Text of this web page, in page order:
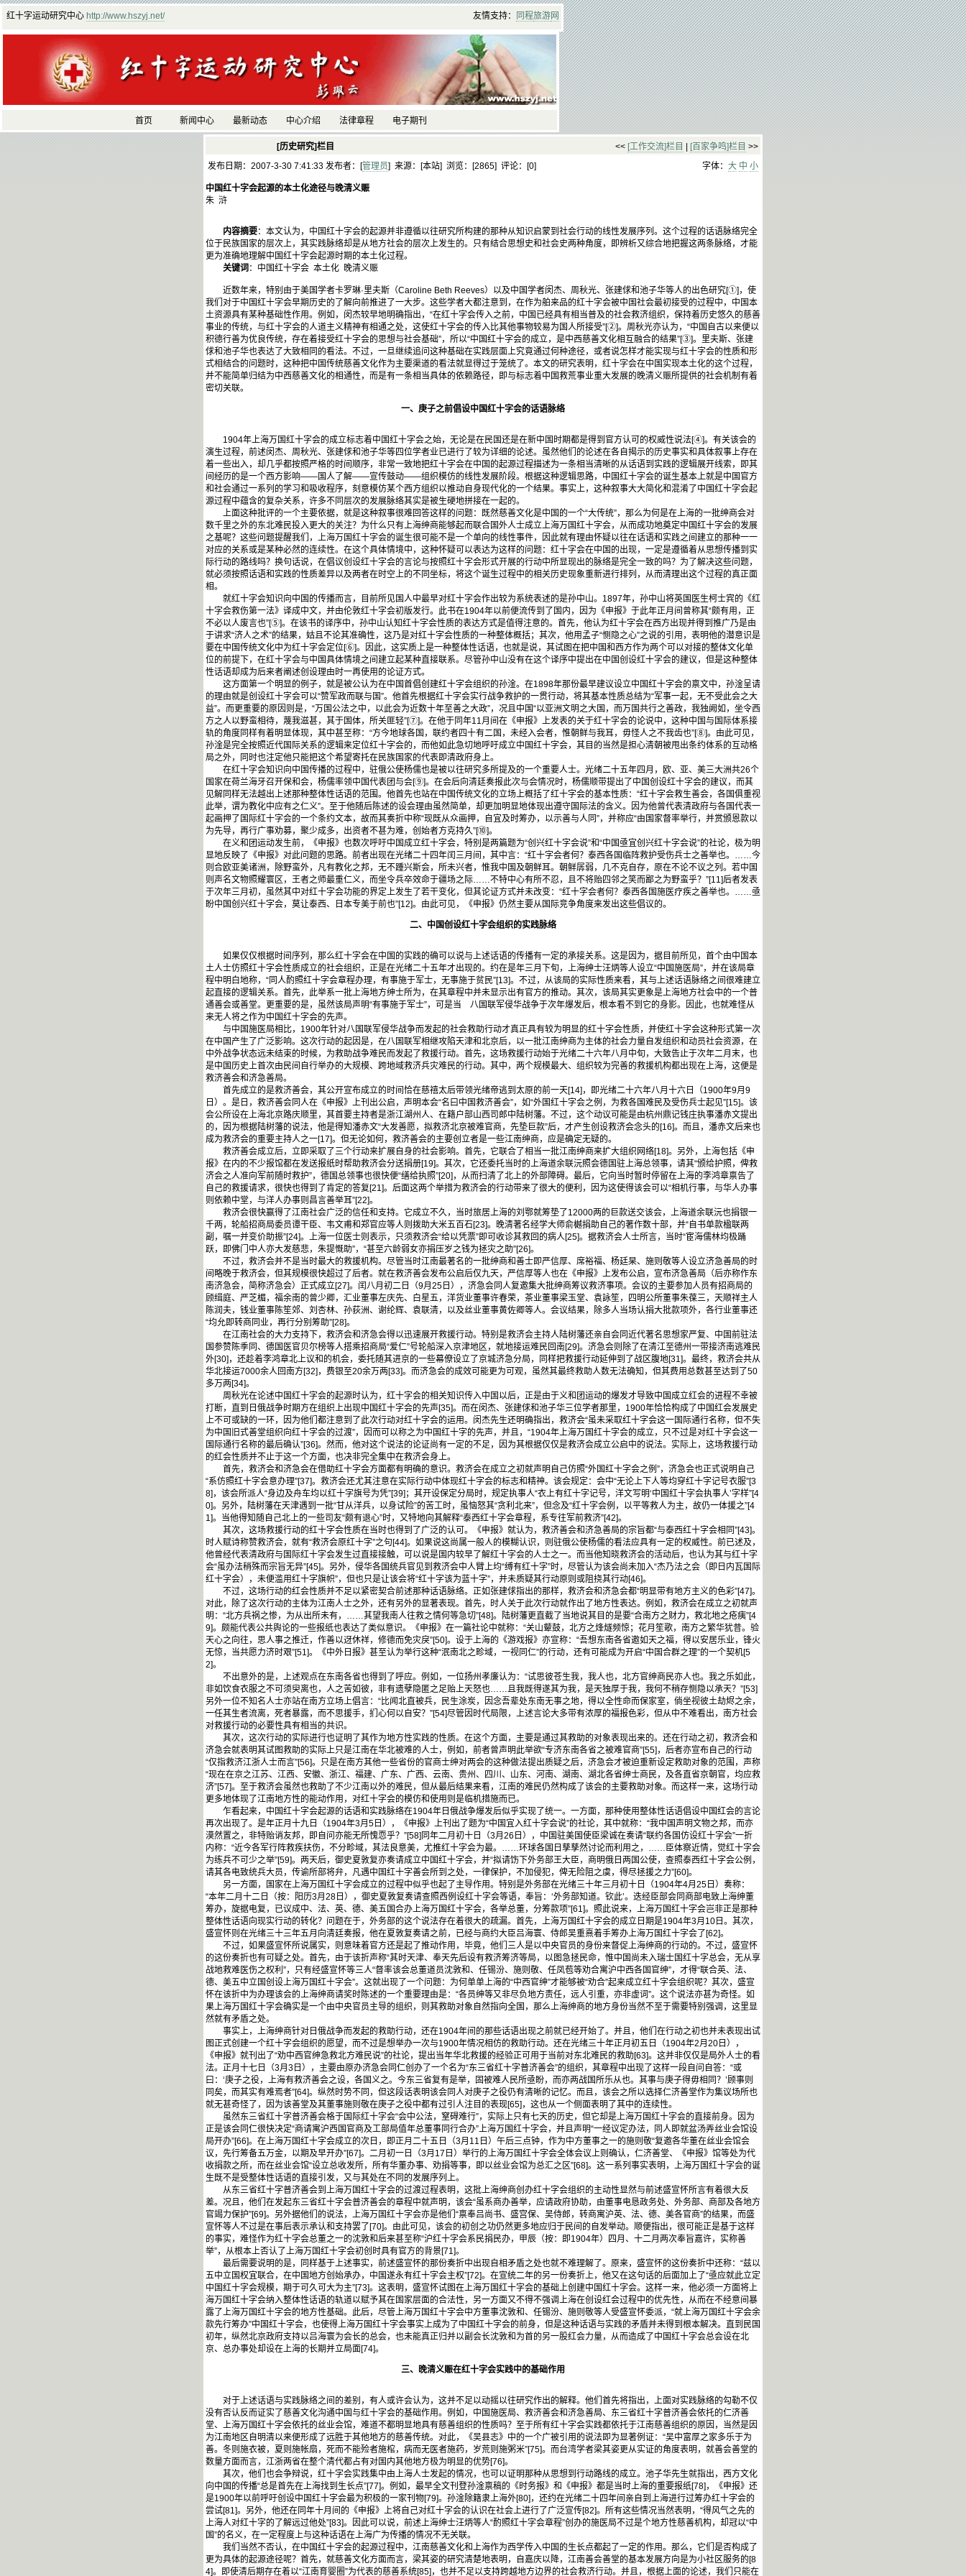
红十字运动研究中心 http://www.hszyj.net/ 友情支持： 同程旅游网
首页 新闻中心 最新动态 中心介绍 法律章程 电子期刊
[历史研究]栏目 << [工作交流]栏目 [百家争鸣]栏目 >>
发布日期：2007-3-30 7:41:33 发布者：[管理员] 来源：[本站] 浏览：[2865] 评论：[0] 字体： 大 中 小
中国红十字会起源的本土化途径与晚清义赈
朱 浒
内容摘要：本文认为，中国红十字会的起源并非遵循以往研究所构建的那种从知识启蒙到社会行动的线性发展序列。这个过程的话语脉络完全
位于民族国家的层次上，其实践脉络却是从地方社会的层次上发生的。只有结合思想史和社会史两种角度，即辨析又综合地把握这两条脉络，才能
更为准确地理解中国红十字会起源时期的本土化过程。
关键词 ：中国红十字会 本土化 晚清义赈
近数年来，特别由于美国学者卡罗琳·里夫斯（Caroline Beth Reeves）以及中国学者闵杰、周秋光、张建俅和池子华等人的出色研究[①]，使
我们对于中国红十字会早期历史的了解向前推进了一大步。这些学者大都注意到，在作为舶来品的红十字会被中国社会最初接受的过程中，中国本
土资源具有某种基础性作用。例如，闵杰较早地明确指出，“在红十字会传入之前，中国已经具有相当普及的社会救济组织，保持着历史悠久的慈善
事业的传统，与红十字会的人道主义精神有相通之处，这使红十字会的传入比其他事物较易为国人所接受”[②]。周秋光亦认为，“中国自古以来便以
积德行善为优良传统，存在着接受红十字会的思想与社会基础”，所以“中国红十字会的成立，是中西慈善文化相互融合的结果”[③]。里夫斯、张建
俅和池子华也表达了大致相同的看法。不过，一旦继续追问这种基础在实践层面上究竟通过何种途径，或者说怎样才能实现与红十字会的性质和形
式相结合的问题时，这种把中国传统慈善文化作为主要渠道的看法就显得过于笼统了。本文的研究表明，红十字会在中国实现本土化的这个过程，
并不能简单归结为中西慈善文化的相通性，而是有一条相当具体的依赖路径，即与标志着中国救荒事业重大发展的晚清义赈所提供的社会机制有着
密切关联。
一、庚子之前倡设中国红十字会的话语脉络
1904年上海万国红十字会的成立标志着中国红十字会之始，无论是在民国还是在新中国时期都是得到官方认可的权威性说法[④]。有关该会的
演生过程，前述闵杰、周秋光、张建俅和池子华等四位学者业已进行了较为详细的论述。虽然他们的论述在各自揭示的历史事实和具体叙事上存在
着一些出入，却几乎都按照严格的时间顺序，非常一致地把红十字会在中国的起源过程描述为一条相当清晰的从话语到实践的逻辑展开线索，即其
间经历的是一个西方影响——国人了解——宣传鼓动——组织模仿的线性发展阶段。根据这种逻辑思路，中国红十字会的诞生基本上就是中国官方
和社会通过一系列的学习和吸收程序，刻意模仿某个西方组织以推动自身现代化的一个结果。事实上，这种叙事大大简化和混淆了中国红十字会起
源过程中蕴含的复杂关系，许多不同层次的发展脉络其实是被生硬地拼接在一起的。
上面这种批评的一个主要依据，就是这种叙事很难回答这样的问题：既然慈善文化是中国的一个“大传统”，那么为何是在上海的一批绅商会对
数千里之外的东北难民投入更大的关注？为什么只有上海绅商能够起而联合国外人士成立上海万国红十字会，从而成功地奠定中国红十字会的发展
之基呢？这些问题提醒我们，上海万国红十字会的诞生很可能不是一个单向的线性事件，因此就有理由怀疑以往在话语和实践之间建立的那种一一
对应的关系或是某种必然的连续性。在这个具体情境中，这种怀疑可以表达为这样的问题：红十字会在中国的出现，一定是遵循着从思想传播到实
际行动的路线吗？换句话说，在倡议创设红十字会的言论与按照红十字会形式开展的行动中所显现出的脉络是完全一致的吗？为了解决这些问题，
就必须按照话语和实践的性质差异以及两者在时空上的不同坐标，将这个诞生过程中的相关历史现象重新进行排列，从而清理出这个过程的真正面
相。
就红十字会知识向中国的传播而言，目前所见国人中最早对红十字会作出较为系统表述的是孙中山。1897年，孙中山将英国医生柯士宾的《红
十字会救伤第一法》译成中文，并由伦敦红十字会初版发行。此书在1904年以前便流传到了国内，因为《申报》于此年正月间曾称其“颇有用，正
不必以人废言也”[⑤]。在该书的译序中，孙中山认知红十字会性质的表达方式是值得注意的。首先，他认为红十字会在西方出现并得到推广乃是由
于讲求“济人之术”的结果，姑且不论其准确性，这乃是对红十字会性质的一种整体概括；其次，他用孟子“恻隐之心”之说的引用，表明他的潜意识是
要在中国传统文化中为红十字会定位[⑥]。因此，这实质上是一种整体性话语，也就是说，其试图在把中国和西方作为两个可以对接的整体文化单
位的前提下，在红十字会与中国具体情境之间建立起某种直接联系。尽管孙中山没有在这个译序中提出在中国创设红十字会的建议，但是这种整体
性话语却成为后来者阐述创设理由时一再使用的论证方式。
这方面第一个明显的例子，就是被公认为在中国首倡创建红十字会组织的孙淦。在1898年那份最早建议设立中国红十字会的禀文中，孙淦呈请
的理由就是创设红十字会可以“赞军政而联与国”。他首先根据红十字会实行战争救护的一贯行动，将其基本性质总结为“军事一起，无不受此会之大
益”。而更重要的原因则是，“万国公法之中，以此会为近数十年至善之大政”，况且中国“以亚洲文明之大国，而万国共行之善政，我独阙如，坐令西
方之人以野蛮相待，蔑我滋甚，其于国体，所关匪轻”[⑦]。在他于同年11月间在《申报》上发表的关于红十字会的论说中，这种中国与国际体系接
轨的角度同样有着明显体现，其中甚至称：“方今地球各国，联约者四十有二国，未经入会者，惟朝鲜与我耳，毋怪人之不我齿也”[⑧]。由此可见，
孙淦是完全按照近代国际关系的逻辑来定位红十字会的，而他如此急切地呼吁成立中国红十字会，其目的当然是担心清朝被甩出条约体系的互动格
局之外，同时也注定他只能把这个希望寄托在民族国家的代表即清政府身上。
在红十字会知识向中国传播的过程中，驻俄公使杨儒也是被以往研究多所提及的一个重要人士。光绪二十五年四月，欧、亚、美三大洲共26个
国家在荷兰海牙召开保和会，杨儒率领中国代表团与会[⑨]。在会后向清廷奏报此次与会情况时，杨儒顺带提出了中国创设红十字会的建议，而其
见解同样无法越出上述那种整体性话语的范围。他首先也站在中国传统文化的立场上概括了红十字会的基本性质：“红十字会救生善会，各国俱重视
此举，谓为教化中应有之仁义”。至于他随后陈述的设会理由虽然简单，却更加明显地体现出遵守国际法的含义。因为他曾代表清政府与各国代表一
起画押了国际红十字会的一个条约文本，故而其奏折中称“现既从众画押，自宜及时筹办，以示善与人同”，并称应“由国家督率举行，并赏颁恩款以
为先导，再行广事劝募，聚少成多，出资者不甚为难，创始者方克持久”[⑩]。
在义和团运动发生前，《申报》也数次呼吁中国成立红十字会，特别是两篇题为“创兴红十字会说”和“中国亟宜创兴红十字会说”的社论，极为明
显地反映了《申报》对此问题的思路。前者出现在光绪二十四年闰三月间，其中言：“红十字会者何？泰西各国临阵救护受伤兵士之善举也。……今
则合欧亚美诸洲，除野蛮外，凡有教化之邦，无不踵兴斯会，所未兴者，惟我中国及朝鲜耳。朝鲜孱弱，几不克自存，原在不论不议之列。若中国
则声名文物照耀寰区，王者之师最重仁义，而坐令兵卒效命于疆场之际……不特中心有所不忍，且不将贻四邻之笑而鄙之为野蛮乎？”[11]后者发表
于次年三月初，虽然其中对红十字会功能的界定上发生了若干变化，但其论证方式并未改变：“红十字会者何？泰西各国施医疗疾之善举也。……亟
盼中国创兴红十字会，莫让泰西、日本专美于前也”[12]。由此可见，《申报》仍然主要从国际竞争角度来发出这些倡议的。
二、中国创设红十字会组织的实践脉络
如果仅仅根据时间序列，那么红十字会在中国的实践的确可以说与上述话语的传播有一定的承接关系。这是因为，据目前所见，首个由中国本
土人士仿照红十字会性质成立的社会组织，正是在光绪二十五年才出现的。约在是年三月下旬，上海绅士汪炳等人设立“中国施医局”，并在该局章
程中明白地称，“同人酌照红十字会章程办理，有事施于军士，无事施于贫民”[13]。不过，从该局的实际性质来看，其与上述话语脉络之间很难建立
起直接的逻辑关系。首先，此举系一批上海地方绅士所为，在其章程中并未显示出有官方的推动。其次，该局其实更象是上海地方社会中的一个普
通善会或善堂。更重要的是，虽然该局声明“有事施于军士”，可是当 八国联军侵华战争于次年爆发后，根本看不到它的身影。因此，也就难怪从
来无人将之作为中国红十字会的先声。
与中国施医局相比，1900年针对八国联军侵华战争而发起的社会救助行动才真正具有较为明显的红十字会性质，并使红十字会这种形式第一次
在中国产生了广泛影响。这次行动的起因是，在八国联军相继攻陷天津和北京后，以一批江南绅商为主体的社会力量自发组织和动员社会资源，在
中外战争状态远未结束的时候，为救助战争难民而发起了救援行动。首先，这场救援行动始于光绪二十六年八月中旬，大致告止于次年二月末，也
是中国历史上首次由民间自行举办的大规模、跨地域救济兵灾难民的行动。其中，两个规模最大、组织较为完善的救援机构都出现在上海，这便是
救济善会和济急善局。
首先成立的是救济善会，其公开宣布成立的时间恰在慈禧太后带领光绪帝逃到太原的前一天[14]，即光绪二十六年八月十六日（1900年9月9
日）。是日，救济善会同人在《申报》上刊出公启，声明本会“名曰中国救济善会”，如“外国红十字会之例，为救各国难民及受伤兵士起见”[15]。该
会公所设在上海北京路庆顺里，其首要主持者是浙江湖州人、在籍户部山西司郎中陆树藩。不过，这个动议可能是由杭州鼎记钱庄执事潘赤文提出
的，因为根据陆树藩的说法，他是得知潘赤文“大发善愿，拟救济北京被难官商，先垫巨款”后，才产生创设救济会念头的[16]。而且，潘赤文后来也
成为救济会的重要主持人之一[17]。但无论如何，救济善会的主要创立者是一些江南绅商，应是确定无疑的。
救济善会成立后，立即采取了三个行动来扩展自身的社会影响。首先，它联合了相当一批江南绅商来扩大组织网络[18]。另外，上海包括《申
报》在内的不少报馆都在发送报纸时帮助救济会分送捐册[19]。其次，它还委托当时的上海道余联沅照会德国驻上海总领事，请其“颁给护照，俾救
济会之人准向军前随时救护”，德国总领事也很快便“缮给执照”[20]，从而扫清了北上的外部障碍。最后，它向当时暂时停留在上海的李鸿章禀告了
自己的救援请求，很快也得到了肯定的答复[21]。后面这两个举措为救济会的行动带来了很大的便利，因为这使得该会可以“相机行事，与华人办事
则依赖中堂，与洋人办事则昌言善举耳”[22]。
救济会很快赢得了江南社会广泛的信任和支持。它成立不久，当时旅居上海的刘鄂就筹垫了12000两的巨款送交该会，上海道余联沅也捐银一
千两，轮船招商局委员谭干臣、韦文甫和郑官应等人则拨助大米五百石[23]。晚清著名经学大师俞樾捐助自己的著作数十部，并“自书单款楹联两
副，嘱一并变价助振”[24]。上海一位医士则表示，只须救济会“给以凭票”即可收诊其救回的病人[25]。据救济会人士所言，当时“宦海儒林均极踊
跃，即佛门中人亦大发慈悲，朱提慨助”，“甚至六龄弱女亦捐压岁之钱为拯灾之助”[26]。
不过，救济会并不是当时最大的救援机构。尽管当时江南最著名的一批绅商和善士即严信厚、席裕福、杨廷杲、施则敬等人设立济急善局的时
间略晚于救济会，但其规模很快超过了后者。就在救济善会发布公启后仅九天，严信厚等人也在《申报》上发布公启，宣布济急善局（后亦称作东
南济急会，简称济急会）正式成立[27]。闰八月初二日（9月25日），济急会同人复邀集大批绅商筹议救济事项。会议的主要参加人员有招商局的
顾缉庭、严芝楣，福余南的曾少卿，汇业董事左庆先、白星五，洋货业董事许春荣，茶业董事梁玉堂、袁詠笙，四明公所董事朱葆三，天顺祥主人
陈润夫，钱业董事陈笙郊、刘杏林、孙荻洲、谢纶辉、袁联清，以及丝业董事黄佐卿等人。会议结果，除多人当场认捐大批款项外，各行业董事还
“均允即转商同业，再行分别筹助”[28]。
在江南社会的大力支持下，救济会和济急会得以迅速展开救援行动。特别是救济会主持人陆树藩还亲自会同近代著名思想家严复、中国前驻法
国参赞陈季同、德国医官贝尔榜等人搭乘招商局“爱仁”号轮船深入京津地区，就地接运难民回南[29]。济急会则除了在清江至德州一带接济南逃难民
外[30]，还趁着李鸿章北上议和的机会，委托随其进京的一些幕僚设立了京城济急分局，同样把救援行动延伸到了战区腹地[31]。最终，救济会共从
华北接运7000余人回南方[32]，费银至20余万两[33]。而济急会的成效可能更为可观，虽然其最终救助人数无法确知，但其费用总数甚至达到了50
多万两[34]。
周秋光在论述中国红十字会的起源时认为，红十字会的相关知识传入中国以后，正是由于义和团运动的爆发才导致中国成立红会的进程不幸被
打断，直到日俄战争时期方在组织上出现中国红十字会的先声[35]。而在闵杰、张建俅和池子华三位学者那里，1900年恰恰构成了中国红会发展史
上不可或缺的一环，因为他们都注意到了此次行动对红十字会的运用。闵杰先生还明确指出，救济会“虽未采取红十字会这一国际通行名称，但不失
为中国旧式善堂组织向红十字会的过渡”，因而可以称之为中国红十字的先声，并且，“1904年上海万国红十字会的成立，只不过是对红十字会这一
国际通行名称的最后确认”[36]。然而，他对这个说法的论证尚有一定的不足，因为其根据仅仅是救济会成立公启中的说法。实际上，这场救援行动
的红会性质并不止于这一个方面，也决非完全集中在救济会身上。
首先，救济会和济急会在借助红十字会方面都有明确的意识。救济会在成立之初就声明自己仿照“外国红十字会之例”，济急会也正式说明自己
“系仿照红十字会意办理”[37]。救济会还尤其注意在实际行动中体现红十字会的标志和精神。该会规定：会中“无论上下人等均穿红十字记号衣服”[3
8]，该会所派人“身边及舟车均以红十字旗号为凭”[39]；其开设保定分局时，规定执事人“衣上有红十字记号，洋文写明‘中国红十字会执事人’字样”[4
0]。另外，陆树藩在天津遇到一批“甘从洋兵，以身试险”的苦工时，虽恼怒其“贪利北来”，但念及“红十字会例，以平等救人为主，故仍一体援之”[4
1]。当他得知随自己北上的一些司友“颇有退心”时，又特地向其解释“泰西红十字会章程，系专往军前救济”[42]。
其次，这场救援行动的红十字会性质在当时也得到了广泛的认可。《申报》就认为，救济善会和济急善局的宗旨都“与泰西红十字会相同”[43]。
时人赋诗称赞救济会，就有“救济会原红十字”之句[44]。如果说这尚属一般人的模糊认识，则驻俄公使杨儒的看法应具有一定的权威性。前已述及，
他曾经代表清政府与国际红十字会发生过直接接触，可以说是国内较早了解红十字会的人士之一。而当他知晓救济会的活动后，也认为其与红十字
会“虽办法稍殊而宗旨无异”[45]。另外，侵华各国统兵官见到救济会中人臂上均“缚有红十字”时，尽管认为该会尚未加入“杰乃法之会（即日内瓦国际
红十字会），未便滥用红十字旗帜”，但也只是让该会将“红十字该为蓝十字”，并未质疑其行动原则或阻挠其行动[46]。
不过，这场行动的红会性质并不足以紧密契合前述那种话语脉络。正如张建俅指出的那样，救济会和济急会都“明显带有地方主义的色彩”[47]。
对此，除了这次行动的主体为江南人士之外，还有另外的显著表现。首先，时人关于此次行动就作出了地方性表达。例如，救济会在成立之初就声
明：“北方兵祸之惨，为从出所未有，……其望我南人往救之情何等急切”[48]。陆树藩更直截了当地说其目的是要“合南方之财力，救北地之疮痍”[4
9]。颇能代表公共舆论的一些报纸也表达了类似意识。《申报》在一篇社论中就称：“关山颦鼓，北方之烽燧频惊；花月笙歌，南方之繁华犹昔。验
天心之向往，思人事之推迁，作善以迓休祥，修德而免灾戾”[50]。设于上海的《游戏报》亦宣称：“吾想东南各省邀如天之福，得以安居乐业，锋火
无惊，当共愿力济时艰”[51]。《中外日报》甚至认为举行这种“泯南北之畛域，一视同仁”的行动，还有可能成为开启“中国合群之理”的一个契机[5
2]。
不出意外的是，上述观点在东南各省也得到了呼应。例如，一位扬州孝廉认为：“试思彼苍生我，我人也，北方官绅商民亦人也。我之乐如此，
非如饮食衣服之不可须臾离也，人之苦如彼，非有遗孽隐匿之足贻上天怒也……且我既得遂其为我，是天独厚于我，我何不稍存恻隐以承天？”[53]
另外一位不知名人士亦站在南方立场上倡言：“比闻北直被兵，民生涂炭，因念吾辈处东南无事之地，得以全性命而保家室，倘坐视彼土劫烬之余，
一任其生者流离，死者暴露，而不思援手，扪心何以自安？”[54]尽管因时代局限，上述言论大多带有浓厚的福报色彩，但从中不难看出，南方社会
对救援行动的必要性具有相当的共识。
其次，这次行动的实际进行也证明了其作为地方性实践的性质。在这个方面，主要是通过其救助的对象表现出来的。还在行动之初，救济会和
济急会就表明其试图救助的实际上只是江南在华北被难的人士，例如，前者曾声明此举欲“专济东南各省之被难官商”[55]，后者亦宣布自己的行动
“仅指救济江浙人士而言”[56]。只是在南方其他一些省份的官商士绅对两会的这种做法提出质疑之后，济急会才被迫重新设定救助对象的范围，声称
“现在在京之江苏、江西、安徽、浙江、福建、广东、广西、云南、贵州、四川、山东、河南、湖南、湖北各省绅士商民，及各直省京朝官，均应救
济”[57]。至于救济会虽然也救助了不少江南以外的难民，但从最后结果来看，江南的难民仍然构成了该会的主要救助对象。而这样一来，这场行动
更多地体现了江南地方性的能动作用，对红十字会的模仿和使用则是临机措施而已。
乍看起来，中国红十字会起源的话语和实践脉络在1904年日俄战争爆发后似乎实现了统一。一方面，那种使用整体性话语倡设中国红会的言论
再次出现了。是年正月十九日（1904年3月5日），《申报》上刊出了题为“中国宜入红十字会说”的社论，其中就称：“我中国声明文物之邦，而亦
漠然置之，非特贻诮友邦，即自问亦能无所愧恧乎？”[58]同年二月初十日（3月26日），中国驻美国使臣梁诚在奏请“联约各国仿设红十字会”一折
内称：“近今各军行阵救疾扶伤，不分畛域，其法良意美，尤推红十字会为最。……环球各国日孳孳然讨论而利用之，……臣体察近情，觉红十字会
为练兵不可少之举”[59]。两天后，御史夏敦复亦奏请成立中国红十字会，并“拟请饬下外务部王大臣，商明俄日两国公使，查照泰西红十字会公例，
请其各电致统兵大员，传谕所部将弁，凡遇中国红十字善会所到之处，一律保护，不加侵犯，俾无险阻之虞，得尽拯援之力”[60]。
另一方面，国家在上海万国红十字会成立的过程中似乎也起了主导作用。特别是外务部在光绪三十年三月初十日（1904年4月25日）奏称：
“本年二月十二日（按：阳历3月28日），御史夏敦复奏请查照西例设红十字会等语，奉旨：‘外务部知道。钦此’。迭经臣部会同商部电致上海绅董
筹办，旋据电复，已议成中、法、英、德、美五国合办上海万国红十字会，各举总董，分筹款项”[61]。照此说来，上海万国红十字会岂非正是那种
整体性话语向现实行动的转化？问题在于，外务部的这个说法存在着很大的疏漏。首先，上海万国红十字会的成立日期是1904年3月10日。其次，
盛宣怀则在光绪三十三年五月向清廷奏报，他在夏敦复奏请之前，已经与商约大臣吕海寰、侍郎吴重熹着手筹办上海万国红十字会了[62]。
不过，如果盛宣怀所说属实，则意味着官方还是起了推动作用，毕竟，他们三人是以中央官员的身份来督促上海绅商的行动的。不过，盛宣怀
的这份奏折也有可疑之处。首先，由于该折声称“其时天津、奉天先后设有救济筹济等局，以图急拯民命，惟中国尚未入瑞士国红十字总会，无从享
战地救难医伤之权利”，只有经盛宣怀等三人“督率该会总董道员沈敦和、任锡汾、施则敬、任凤苞等劝合寓沪中西各国官绅”，才得“联合英、法、
德、美五中立国创设上海万国红十字会”。这就出现了一个问题：为何单单上海的“中西官绅”才能够被“劝合”起来成立红十字会组织呢？其次，盛宣
怀在该折中为办理该会的上海绅商请奖时陈述的一个重要理由是：“各员绅等又非尽负地方责任，远人引重，亦非虚词”。这个说法亦甚为奇怪。如
果上海万国红十字会确实是一个由中央官员主导的组织，则其救助对象自然指向全国，那么上海绅商的地方身份当然不至于需要特别强调，这里显
然就有矛盾之处。
事实上，上海绅商针对日俄战争而发起的救助行动，还在1904年间的那些话语出现之前就已经开始了。并且，他们在行动之初也并未表现出试
图正式创建一个红十字会组织的愿望，而不过是想举办一次与1900年情况相仿的救助行动。还在光绪三十年正月初五日（1904年2月20日），
《申报》就刊出了“劝中西官绅急救北方难民说”的社论，提出当年华北救援的经验正可用于当前对东北难民的救助[63]。这并非仅仅是局外人士的看
法。正月十七日（3月3日），主要由原办济急会同仁创办了一个名为“东三省红十字普济善会”的组织，其章程中出现了这样一段自问自答：“或
曰：‘庚子之役，上海有救济善会之设，各国义之。今东三省复有是举，固被难人民所亟盼，而亦两战国所乐从也。其事与庚子得毋相同？’顾事则
同矣，而其实有难焉者”[64]。纵然时势不同，但这段话表明该会同人对庚子之役仍有清晰的记忆。而且，该会之所以选择仁济善堂作为集议场所也
就无甚奇怪了，因为该善堂及其董事施则敬在庚子之役中都有过引人注目的表现[65]，这也从一个侧面表明了其中的连续性。
虽然东三省红十字普济善会格于国际红十字会“会中公法，窒碍难行”，实际上只有七天的历史，但它却是上海万国红十字会的直接前身。因为
正是该会同仁很快决定“商请寓沪西国官商及工部局值年总董事同行合办”上海万国红十字会，并且声明“一经议定办法，同人即就盆汤弄丝业会馆设
局开办”[66]。在上海万国红十字会成立的次日，即正月二十五日（3月11日）午后三点钟，作为中方董事之一的施则敬“复邀各华董在丝业会馆会
议，先行筹备五万金，以期及早开办”[67]。二月初一日（3月17日）举行的上海万国红十字会全体会议上则确认，仁济善堂、《申报》馆等处为代
收捐款之所，而在丝业会馆“设立总收发所，所有华董办事、劝捐等事，即以丝业会馆为总汇之区”[68]。这一系列事实表明，上海万国红十字会的诞
生既不是受整体性话语的直接引发，又与其处在不同的发展序列上。
从东三省红十字普济善会到上海万国红十字会的过渡过程表明，这批上海绅商创办红十字会组织的主动性显然与前述盛宣怀所言有着很大反
差。况且，他们在发起东三省红十字会普济善会的章程中就声明，该会“虽系商办善举，应请政府协助，由董事电恳政务处、外务部、商部及各地方
官竭力保护”[69]。另外据他们的说法，上海万国红十字会亦是他们“禀奉吕尚书、盛宫保、吴侍郎，转商寓沪英、法、德、美各官商”的结果，而盛
宣怀等人不过是在事后表示承认和支持罢了[70]。由此可见，该会的初创之功仍然更多地应归于民间的自发举动。顺便指出，很可能正是基于这样
的事实，难怪作为红十字会总董之一的沈敦和后来甚至称“沪红十字会系民捐民办，甲辰（按：即1904年）四月、十二月两次奉旨嘉许，实称善
举”，从根本上否认了上海万国红十字会初创时具有官方的背景[71]。
最后需要说明的是，同样基于上述事实，前述盛宣怀的那份奏折中出现自相矛盾之处也就不难理解了。原来，盛宣怀的这份奏折中还称：“兹以
五中立国权宜联合，在中国地方创始承办，中国遂永有红十字会主权”[72]。在宣统二年的另一份奏折上，他又在这句话的后面加上了“亟应就此立定
中国红十字会规模，期于可久可大为主”[73]。这表明，盛宣怀试图在上海万国红十字会的基础上创建中国红十字会。这样一来，他必须一方面将上
海万国红十字会纳入整体性话语的轨道以赋予其在国家层面的合法性，另一方面又不得不强调上海在创设红会过程中的优先性，从而在不经意间暴
露了上海万国红十字会的地方性基础。此后，尽管上海万国红十字会中方董事沈敦和、任锡汾、施则敬等人受盛宣怀委派，“就上海万国红十字会余
款先行筹办”中国红十字会，也使得上海万国红十字会事实上成为了中国红十字会的前身，但是这种话语与实践的矛盾并未得到根本解决。直到民国
初年，纵然北京政府支持以吕海寰为会长的总会，也未能真正归并以副会长沈敦和为首的另一股红会力量，从而造成了中国红十字会总会设在北
京、总办事处却设在上海的长期并立局面[74]。
三、晚清义赈在红十字会实践中的基础作用
对于上述话语与实践脉络之间的差别，有人或许会认为，这并不足以动摇以往研究作出的解释。他们首先将指出，上面对实践脉络的勾勒不仅
没有否认反而证实了慈善文化沟通中国与红十字会的基础作用。例如，中国施医局、救济善会和济急善局、东三省红十字普济善会依托的仁济善
堂、上海万国红十字会依托的丝业会馆，难道不都明显地具有慈善组织的性质吗？至于所有红十字会实践都依托于江南慈善组织的原因，当然是因
为江南地区自明清以来便形成了远胜于其他地方的慈善传统。对此，《吴县志》中的一个广被引用的说法即为显著例证：“吴中富厚之家多乐于为
善。冬则施衣被，夏则施帐扇，死而不能殓者施棺，病而无医者施药，岁荒则施粥米”[75]。而台湾学者梁其姿更从实证的角度表明，就善会善堂的
数量方面而言，江浙两省在整个清代都占有对国内其他地方极为明显的优势[76]。
其次，他们也会争辩说，红十字会实践集中由上海人士发起的情况，也可以证明那种从思想到行动路线的成立。池子华先生就指出，西方文化
向中国的传播“总是首先在上海找到生长点”[77]。例如，最早全文刊登孙淦禀稿的《时务报》和《申报》都是当时上海的重要报纸[78]，《申报》还
是1900年以前呼吁创设中国红十字会最为积极的一家刊物[79]。孙淦除籍隶上海外[80]，还约在光绪二十四年间亲自到上海进行过筹办红十字会的
尝试[81]。另外，他还在同年十月间的《申报》上将自己对红十字会的认识在社会上进行了广泛宣传[82]。所有这些情况当然表明，“得风气之先的
上海人对红十字的了解远过他处”[83]。因此可以说，前述上海绅士汪炳等人“酌照红十字会章程”创办的施医局不过是个地方性慈善机构，却冠以“中
国”的名义，在一定程度上与这种话语在上海广为传播的情况不无关联。
我们当然不否认，在中国红十字会的起源过程中，江南慈善文化和上海作为西学传入中国的生长点都起了一定的作用。那么，它们是否构成了
更为具体的起源途径呢？首先，就慈善文化方面而言，梁其姿的研究清楚地表明，自嘉庆以降，江南善会善堂的基本发展方向是为小社区服务的[8
4]。即使清后期存在着以“江南育婴圈”为代表的慈善系统[85]，也并不足以支持跨越地方边界的社会救济行动。并且，根据上面的论述，我们只能在